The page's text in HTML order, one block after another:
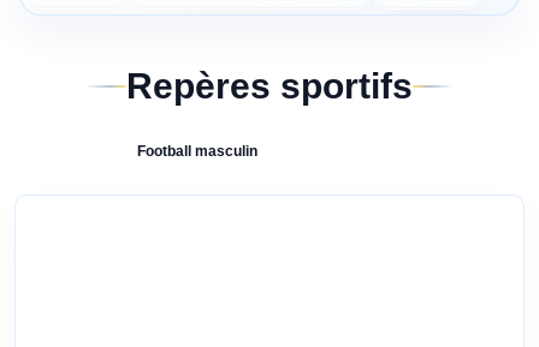
Repères sportifs
Football masculin